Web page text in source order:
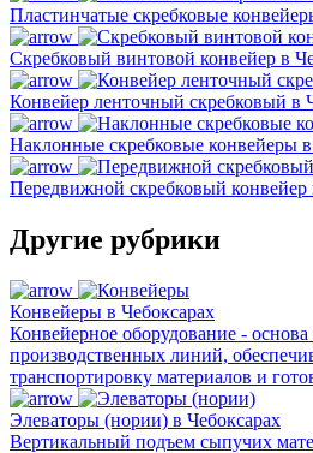
Пластинчатые скребковые
Скребковый винтовой конвейер в
Конвейер ленточный скребковый в
Наклонные скребковые конвейеры
Передвижной скребковый конвейер
Другие рубрики
Конвейеры в Чебоксарах
Конвейерное оборудование -
производственных линий,
транспортировку материалов и
Элеваторы (нории) в Чебоксарах
Вертикальный подъем сыпучих